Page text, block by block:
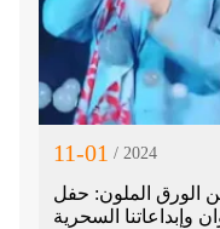
11-01 / 2024
الورق الملون: حفل
وإبداعاتنا السحرية